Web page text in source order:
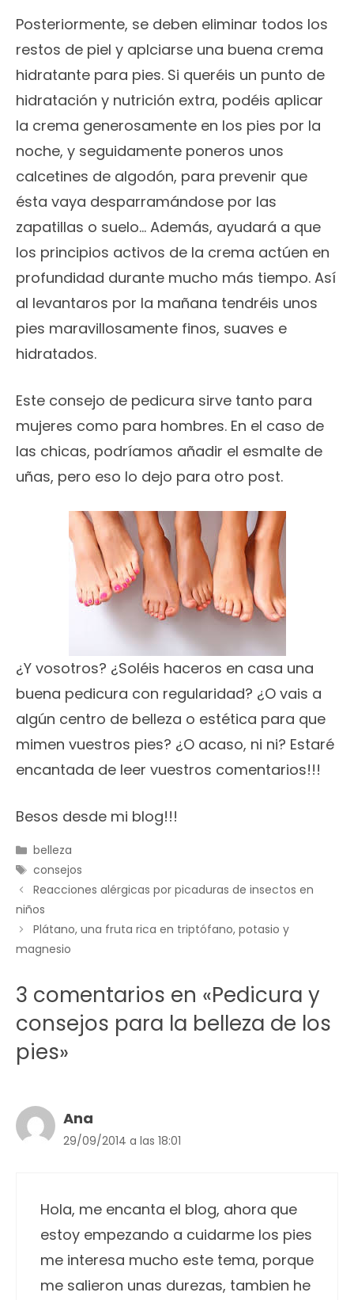
Posteriormente, se deben eliminar todos los
restos de piel y aplciarse una buena crema
hidratante para pies. Si queréis un punto de
hidratación y nutrición extra, podéis aplicar
la crema generosamente en los pies por la
noche, y seguidamente poneros unos
calcetines de algodón, para prevenir que
ésta vaya desparramándose por las
zapatillas o suelo… Además, ayudará a que
los principios activos de la crema actúen en
profundidad durante mucho más tiempo. Así
al levantaros por la mañana tendréis unos
pies maravillosamente finos, suaves e
hidratados.
Este consejo de pedicura sirve tanto para
mujeres como para hombres. En el caso de
las chicas, podríamos añadir el esmalte de
uñas, pero eso lo dejo para otro post.
¿Y vosotros? ¿Soléis haceros en casa una
buena pedicura con regularidad? ¿O vais a
algún centro de belleza o estética para que
mimen vuestros pies? ¿O acaso, ni ni? Estaré
encantada de leer vuestros comentarios!!!
Besos desde mi blog!!!
Categorías
belleza
Etiquetas
consejos
Reacciones alérgicas por picaduras de insectos en
niños
Plátano, una fruta rica en triptófano, potasio y
magnesio
3 comentarios en «Pedicura y
consejos para la belleza de los
pies»
Ana
29/09/2014 a las 18:01
Hola, me encanta el blog, ahora que
estoy empezando a cuidarme los pies
me interesa mucho este tema, porque
me salieron unas durezas, tambien he